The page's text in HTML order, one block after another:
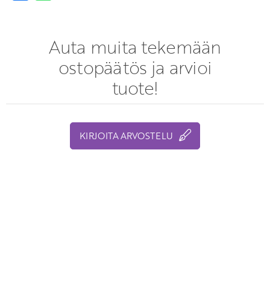
Auta muita tekemään
ostopäätös ja arvioi
tuote!
KIRJOITA ARVOSTELU